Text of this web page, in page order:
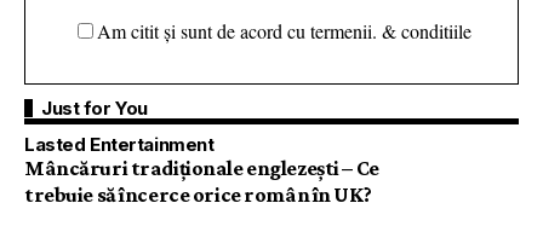
Am citit și sunt de acord cu termenii. & conditiile
Just for You
Lasted Entertainment
Mâncăruri tradiționale englezești – Ce
trebuie să încerce orice român în UK?